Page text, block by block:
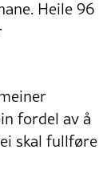
Heile 96
fordel av å
skal fullføre